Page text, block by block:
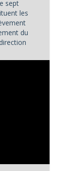
sept
les
du